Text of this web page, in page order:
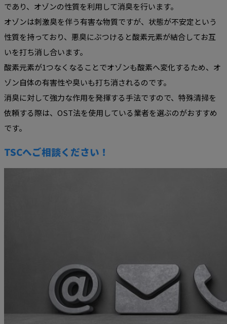
であり、オゾンの性質を利用して消臭を行います。
オゾンは刺激臭を伴う有害な物質ですが、状態が不安定という
性質を持っており、悪臭にぶつけると酸素元素が結合してお互
いを打ち消し合います。
酸素元素が1つなくなることでオゾンも酸素へ変化するため、オ
ゾン自体の有害性や臭いも打ち消されるのです。
消臭に対して強力な作用を発揮する手法ですので、特殊清掃を
依頼する際は、OST法を使用している業者を選ぶのがおすすめ
です。
TSCへご相談ください！